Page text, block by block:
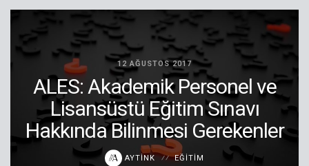
12 AĞUSTOS 2017
ALES: Akademik Personel ve
Lisansüstü Eğitim Sınavı
Hakkında Bilinmesi Gerekenler
AYTINK EĞITIM